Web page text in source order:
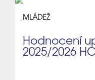
MLÁDEŽ
Hodnocení
2025/2026